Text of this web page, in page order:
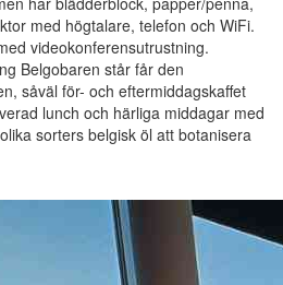
med högtalare, telefon och WiFi.
videokonferensutrustning.
Belgobaren står får den
såväl för- och eftermiddagskaffet
lunch och härliga middagar med
sorters belgisk öl att botanisera